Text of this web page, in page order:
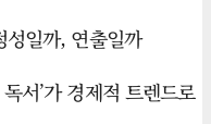
일까, 연출일까
서’가 경제적 트렌드로